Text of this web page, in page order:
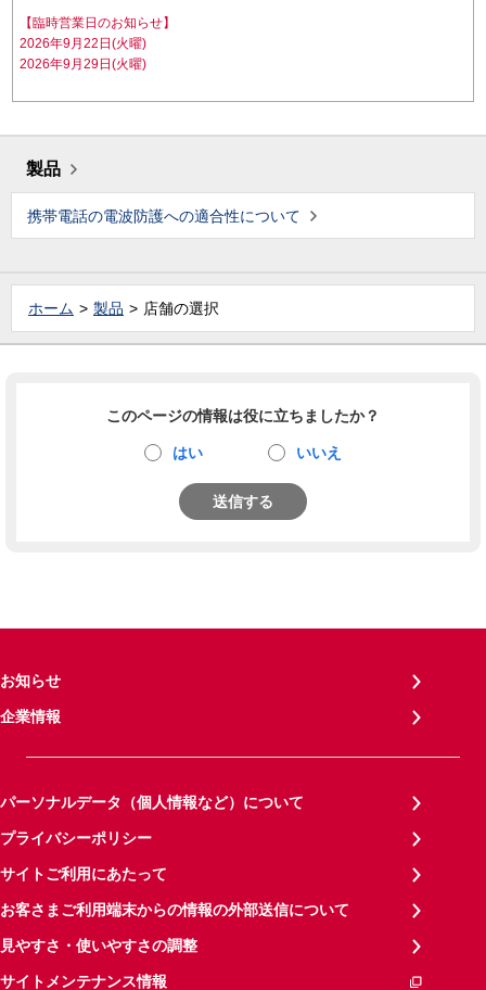
【臨時営業日のお知らせ】
2026年9月22日(火曜)
2026年9月29日(火曜)
製品
携帯電話の電波防護への適合性について
ホーム 製品 店舗の選択
このページの情報は役に立ちましたか？
はい いいえ
送信する
お知らせ
企業情報
パーソナルデータ（個人情報など）について
プライバシーポリシー
サイトご利用にあたって
お客さまご利用端末からの情報の外部送信について
見やすさ・使いやすさの調整
サイトメンテナンス情報